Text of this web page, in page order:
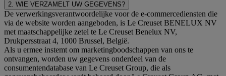
2. WIE VERZAMELT UW GEGEVENS?
De verwerkingsverantwoordelijke voor de e-commercediensten die
via de website worden aangeboden, is Le Creuset BENELUX NV
met maatschappelijke zetel te Le Creuset Benelux NV,
Drukpersstraat 4, 1000 Brussel, België.
Als u ermee instemt om marketingboodschappen van ons te
ontvangen, worden uw gegevens onderdeel van de
consumentendatabase van Le Creuset Group, die als